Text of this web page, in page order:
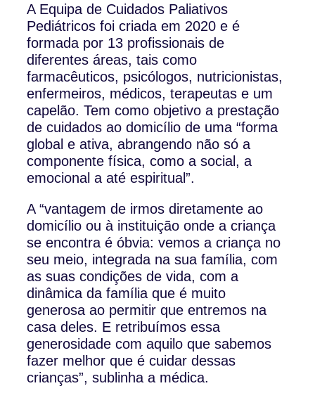
A Equipa de Cuidados Paliativos
Pediátricos foi criada em 2020 e é
formada por 13 profissionais de
diferentes áreas, tais como
farmacêuticos, psicólogos, nutricionistas,
enfermeiros, médicos, terapeutas e um
capelão. Tem como objetivo a prestação
de cuidados ao domicílio de uma “forma
global e ativa, abrangendo não só a
componente física, como a social, a
emocional a até espiritual”.
A “vantagem de irmos diretamente ao
domicílio ou à instituição onde a criança
se encontra é óbvia: vemos a criança no
seu meio, integrada na sua família, com
as suas condições de vida, com a
dinâmica da família que é muito
generosa ao permitir que entremos na
casa deles. E retribuímos essa
generosidade com aquilo que sabemos
fazer melhor que é cuidar dessas
crianças”, sublinha a médica.